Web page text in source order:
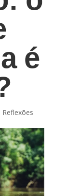
é
Reflexões